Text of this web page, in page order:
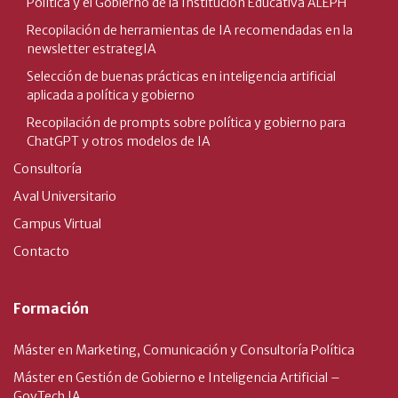
Recopilación de herramientas de IA recomendadas en la
newsletter estrategIA
Selección de buenas prácticas en inteligencia artificial
aplicada a política y gobierno
Recopilación de prompts sobre política y gobierno para
ChatGPT y otros modelos de IA
Consultoría
Aval Universitario
Campus Virtual
Contacto
Formación
Máster en Marketing, Comunicación y Consultoría Política
Máster en Gestión de Gobierno e Inteligencia Artificial –